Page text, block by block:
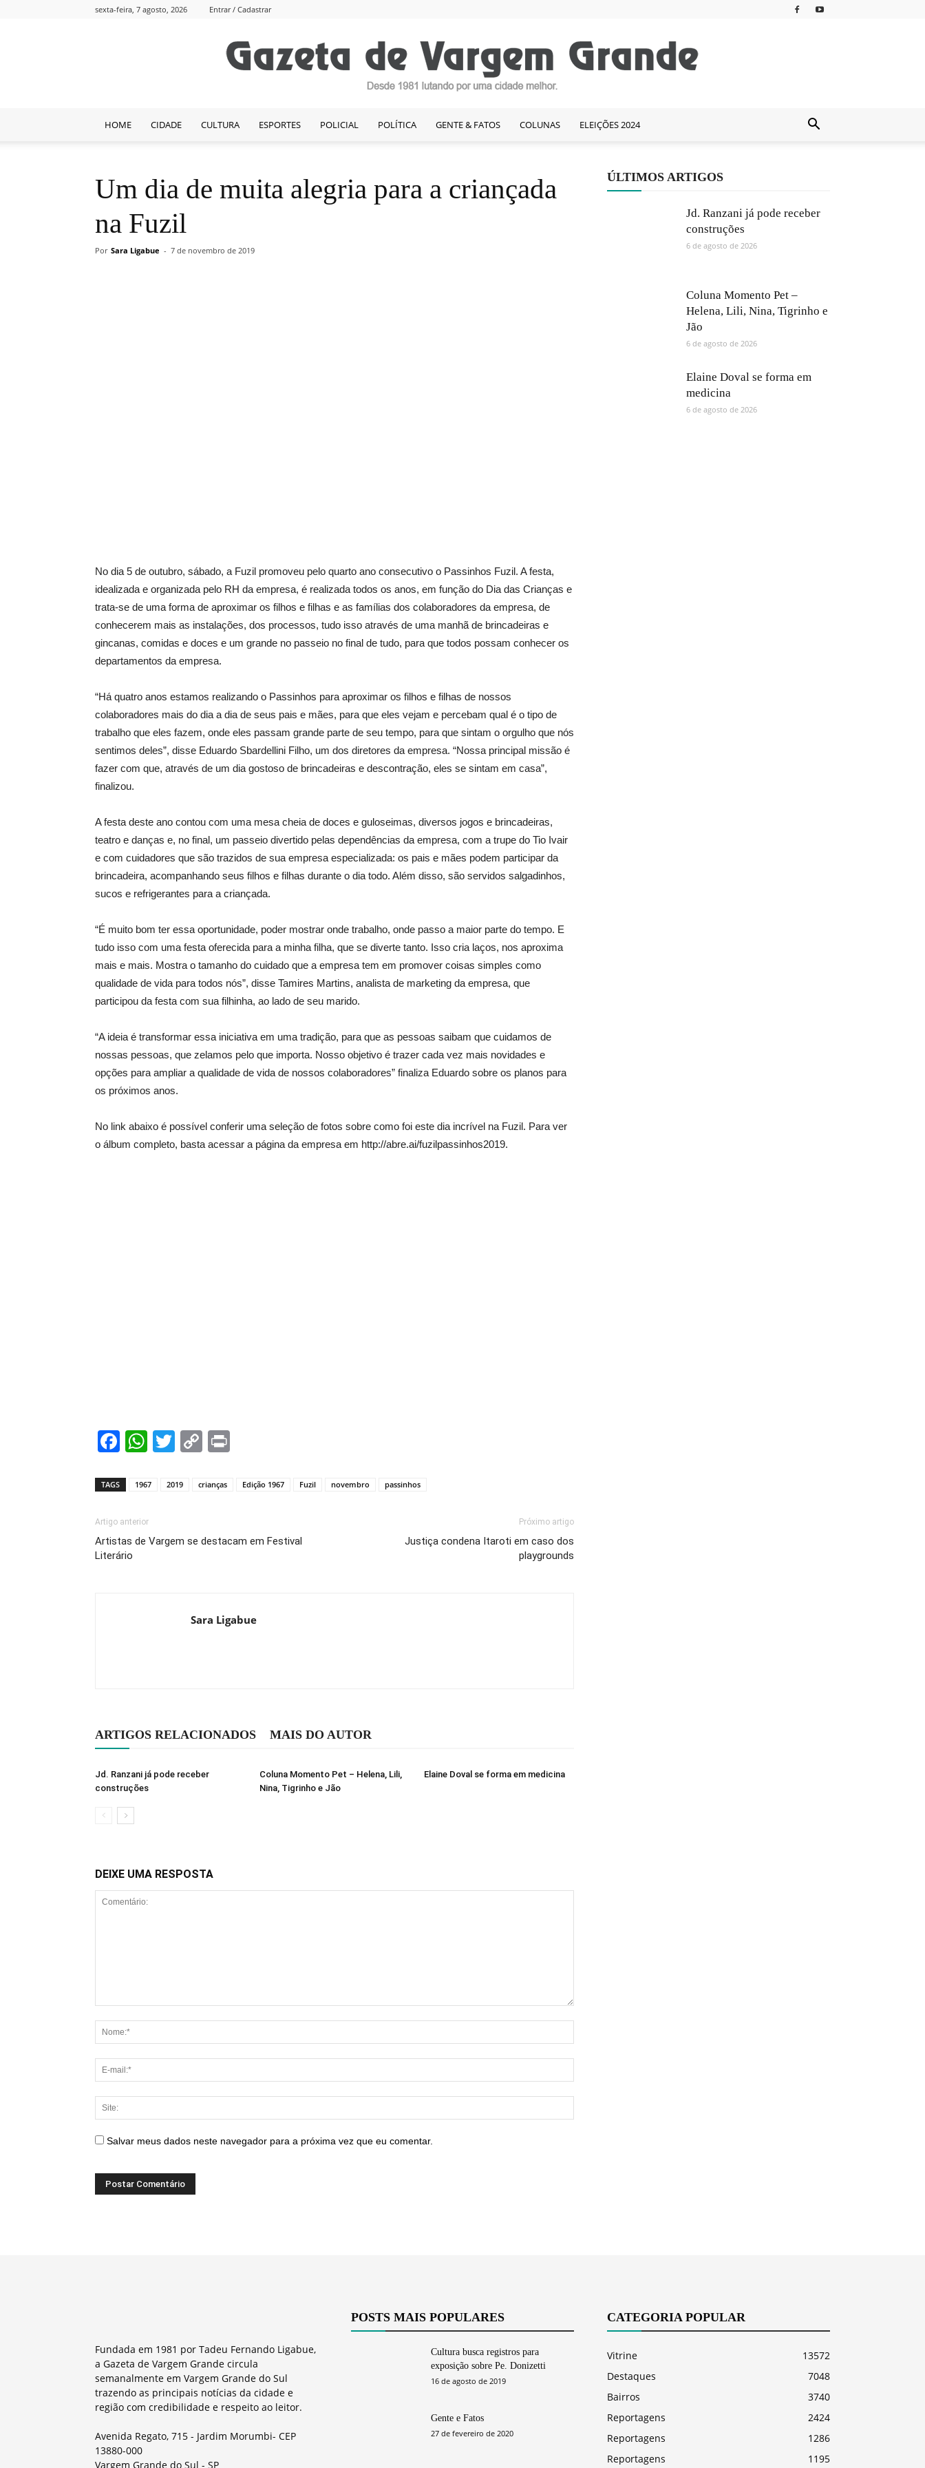
sexta-feira, 7 agosto, 2026 Entrar / Cadastrar
HOME CIDADE CULTURA ESPORTES POLICIAL POLÍTICA GENTE & FATOS COLUNAS ELEIÇÕES 2024
Um dia de muita alegria para a criançada
na Fuzil
Por Sara Ligabue - 7 de novembro de 2019
No dia 5 de outubro, sábado, a Fuzil promoveu pelo quarto ano consecutivo o Passinhos Fuzil. A festa,
idealizada e organizada pelo RH da empresa, é realizada todos os anos, em função do Dia das Crianças e
trata-se de uma forma de aproximar os filhos e filhas e as famílias dos colaboradores da empresa, de
conhecerem mais as instalações, dos processos, tudo isso através de uma manhã de brincadeiras e
gincanas, comidas e doces e um grande no passeio no final de tudo, para que todos possam conhecer os
departamentos da empresa.
“Há quatro anos estamos realizando o Passinhos para aproximar os filhos e filhas de nossos
colaboradores mais do dia a dia de seus pais e mães, para que eles vejam e percebam qual é o tipo de
trabalho que eles fazem, onde eles passam grande parte de seu tempo, para que sintam o orgulho que nós
sentimos deles”, disse Eduardo Sbardellini Filho, um dos diretores da empresa. “Nossa principal missão é
fazer com que, através de um dia gostoso de brincadeiras e descontração, eles se sintam em casa”,
finalizou.
A festa deste ano contou com uma mesa cheia de doces e guloseimas, diversos jogos e brincadeiras,
teatro e danças e, no final, um passeio divertido pelas dependências da empresa, com a trupe do Tio Ivair
e com cuidadores que são trazidos de sua empresa especializada: os pais e mães podem participar da
brincadeira, acompanhando seus filhos e filhas durante o dia todo. Além disso, são servidos salgadinhos,
sucos e refrigerantes para a criançada.
“É muito bom ter essa oportunidade, poder mostrar onde trabalho, onde passo a maior parte do tempo. E
tudo isso com uma festa oferecida para a minha filha, que se diverte tanto. Isso cria laços, nos aproxima
mais e mais. Mostra o tamanho do cuidado que a empresa tem em promover coisas simples como
qualidade de vida para todos nós”, disse Tamires Martins, analista de marketing da empresa, que
participou da festa com sua filhinha, ao lado de seu marido.
“A ideia é transformar essa iniciativa em uma tradição, para que as pessoas saibam que cuidamos de
nossas pessoas, que zelamos pelo que importa. Nosso objetivo é trazer cada vez mais novidades e
opções para ampliar a qualidade de vida de nossos colaboradores” finaliza Eduardo sobre os planos para
os próximos anos.
No link abaixo é possível conferir uma seleção de fotos sobre como foi este dia incrível na Fuzil. Para ver
o álbum completo, basta acessar a página da empresa em http://abre.ai/fuzilpassinhos2019.
Facebook
WhatsApp
TwitterCopy
TAGS 1967 2019 crianças Edição 1967 Fuzil novembro passinhos
Artigo anterior
Artistas de Vargem se destacam em Festival
Literário
Próximo artigo
Justiça condena Itaroti em caso dos
playgrounds
Sara Ligabue
ARTIGOS RELACIONADOS MAIS DO AUTOR
Jd. Ranzani já pode receber
construções
Coluna Momento Pet – Helena, Lili,
Nina, Tigrinho e Jão
Elaine Doval se forma em medicina
DEIXE UMA RESPOSTA
Salvar meus dados neste navegador para a próxima vez que eu comentar.
ÚLTIMOS ARTIGOS
Jd. Ranzani já pode receber
construções
6 de agosto de 2026
Coluna Momento Pet –
Helena, Lili, Nina, Tigrinho e
Jão
6 de agosto de 2026
Elaine Doval se forma em
medicina
6 de agosto de 2026
Fundada em 1981 por Tadeu Fernando Ligabue,
a Gazeta de Vargem Grande circula
semanalmente em Vargem Grande do Sul
trazendo as principais notícias da cidade e
região com credibilidade e respeito ao leitor.
Avenida Regato, 715 - Jardim Morumbi- CEP
13880-000
Vargem Grande do Sul - SP
POSTS MAIS POPULARES
Cultura busca registros para
exposição sobre Pe. Donizetti
16 de agosto de 2019
Gente e Fatos
27 de fevereiro de 2020
CATEGORIA POPULAR
Vitrine
13572
Destaques
7048
Bairros
3740
Reportagens
2424
Reportagens
1286
Reportagens
1195